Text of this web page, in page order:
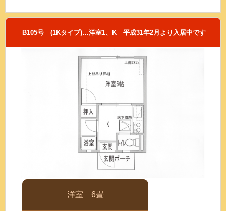
B105号 (1Kタイプ)…洋室1、K 平成31年2月より入居中です
洋室 6畳